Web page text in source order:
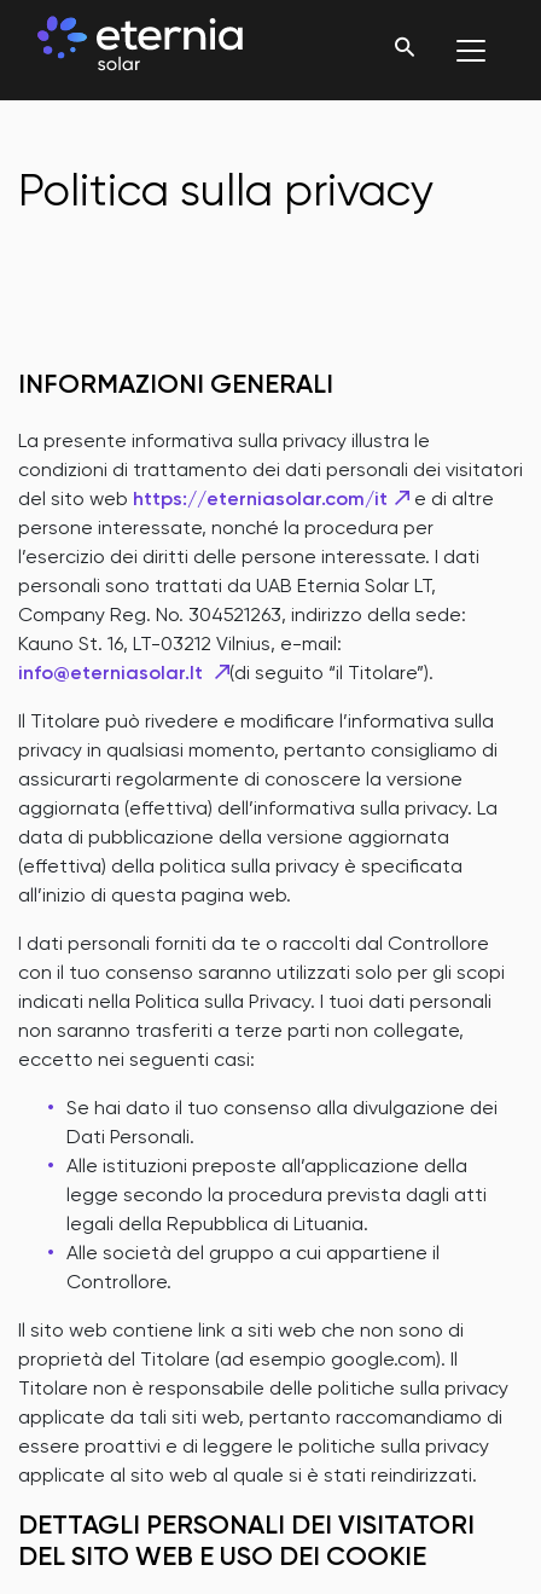
Politica sulla privacy
INFORMAZIONI GENERALI
La presente informativa sulla privacy illustra le
condizioni di trattamento dei dati personali dei visitatori
del sito web https://eterniasolar.com/it
e di altre
persone interessate, nonché la procedura per
l’esercizio dei diritti delle persone interessate. I dati
personali sono trattati da UAB Eternia Solar LT,
Company Reg. No. 304521263, indirizzo della sede:
Kauno St. 16, LT-03212 Vilnius, e-mail:
info@eterniasolar.lt
(di seguito “il Titolare”).
Il Titolare può rivedere e modificare l’informativa sulla
privacy in qualsiasi momento, pertanto consigliamo di
assicurarti regolarmente di conoscere la versione
aggiornata (effettiva) dell’informativa sulla privacy. La
data di pubblicazione della versione aggiornata
(effettiva) della politica sulla privacy è specificata
all’inizio di questa pagina web.
I dati personali forniti da te o raccolti dal Controllore
con il tuo consenso saranno utilizzati solo per gli scopi
indicati nella Politica sulla Privacy. I tuoi dati personali
non saranno trasferiti a terze parti non collegate,
eccetto nei seguenti casi:
Se hai dato il tuo consenso alla divulgazione dei
Dati Personali.
Alle istituzioni preposte all’applicazione della
legge secondo la procedura prevista dagli atti
legali della Repubblica di Lituania.
Alle società del gruppo a cui appartiene il
Controllore.
Il sito web contiene link a siti web che non sono di
proprietà del Titolare (ad esempio google.com). Il
Titolare non è responsabile delle politiche sulla privacy
applicate da tali siti web, pertanto raccomandiamo di
essere proattivi e di leggere le politiche sulla privacy
applicate al sito web al quale si è stati reindirizzati.
DETTAGLI PERSONALI DEI VISITATORI
DEL SITO WEB E USO DEI COOKIE